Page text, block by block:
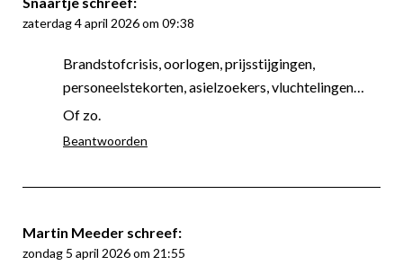
zaterdag 4 april 2026 om 09:38
Brandstofcrisis, oorlogen, prijsstijgingen,
personeelstekorten, asielzoekers, vluchtelingen…
Of zo.
Beantwoorden
Martin Meeder schreef:
zondag 5 april 2026 om 21:55